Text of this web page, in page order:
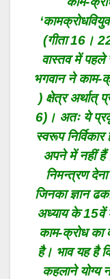
(गीता 16।
वास्तव में पहले
भगवान ने काम-
) क्षेत्र अर्थात्
6)। अतः ये
स्वरूप
अपने में नहीं
निमन्त्रण
जिनका ज्ञान
अध्याय के 15वें
काम-क्रोध का
है। भाव यह है
कहलाने योग्य